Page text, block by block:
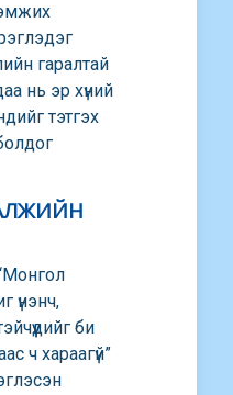
гаралтай
нь эр хүний
тэтгэх
үнэнч,
би
ч хараагүй”